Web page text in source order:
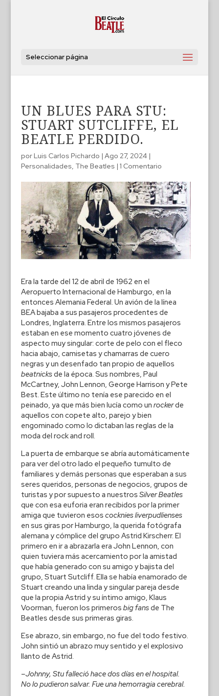
Seleccionar página
UN BLUES PARA STU:
STUART SUTCLIFFE, EL
BEATLE PERDIDO.
porLuis Carlos Pichardo | Ago 27, 2024|
Personalidades, The Beatles | 1 Comentario
Era la tarde del 12 de abril de 1962 en el
Aeropuerto Internacional de Hamburgo, en la
entonces Alemania Federal. Un avión de la línea
BEA bajaba a sus pasajeros procedentes de
Londres, Inglaterra. Entre los mismos pasajeros
estaban en ese momento cuatro jóvenes de
aspecto muy singular: corte de pelo con el fleco
hacia abajo, camisetas y chamarras de cuero
negras y un desenfado tan propio de aquellos
beatnicksde la época. Sus nombres, Paul
McCartney, John Lennon, George Harrison y Pete
Best. Este último no tenía ese parecido en el
peinado, ya que más bien lucía como un rockerde
aquellos con copete alto, parejo y bien
engominado como lo dictaban las reglas de la
moda del rock and roll.
La puerta de embarque se abría automáticamente
para ver del otro lado el pequeño tumulto de
familiares y demás personas que esperaban a sus
seres queridos, personas de negocios, grupos de
turistas y por supuesto a nuestros Silver Beatles
que con esa euforia eran recibidos por la primer
amiga que tuvieron esos cocknies liverpudlienses
en sus giras por Hamburgo, la querida fotógrafa
alemana y cómplice del grupo Astrid Kirscherr. El
primero en ir a abrazarla era John Lennon, con
quien tuviera más acercamiento por la amistad
que había generado con su amigo y bajista del
grupo, Stuart Sutcliff. Ella se había enamorado de
Stuart creando una linda y singular pareja desde
que la propia Astrid y su íntimo amigo, Klaus
Voorman, fueron los primeros big fansde The
Beatles desde sus primeras giras.
Ese abrazo, sin embargo, no fue del todo festivo.
John sintió un abrazo muy sentido y el explosivo
llanto de Astrid.
–Johnny, Stu falleció hace dos días en el hospital.
No lo pudieron salvar. Fue una hemorragia cerebral.